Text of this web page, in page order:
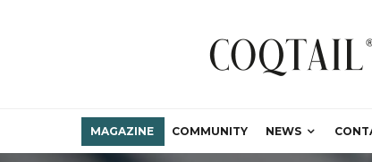
MAGAZINE COMMUNITY NEWS